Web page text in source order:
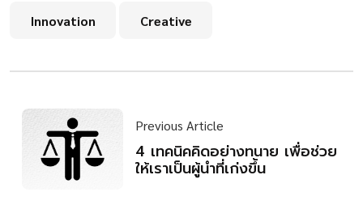
Innovation Creative
Previous Article
4 เทคนิคคิดอย่างทนาย เพื่อช่วย
ให้เราเป็นผู้นำที่เก่งขึ้น